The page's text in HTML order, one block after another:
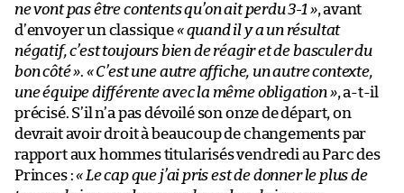
ne vont pas être contents qu’on ait perdu 3-1 », avant
d’envoyer un classique« quand il y a un résultat
négatif, c’est toujours bien de réagir et de basculer du
bon côté ». « C’est une autre affiche, un autre contexte,
une équipe différente avec la même obligation », a-t-il
précisé. S’il n’a pas dévoilé son onze de départ, on
devrait avoir droit à beaucoup de changements par
rapport aux hommes titularisés vendredi au Parc des
Princes :« Le cap que j’ai pris est de donner le plus de